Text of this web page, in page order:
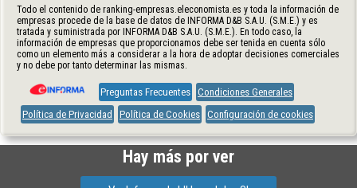
Todo el contenido de ranking-empresas.eleconomista.es y toda la información de
empresas procede de la base de datos de INFORMA D&B S.A.U. (S.M.E.) y es
tratada y suministrada por INFORMA D&B S.A.U. (S.M.E.). En todo caso, la
información de empresas que proporcionamos debe ser tenida en cuenta sólo
como un elemento más a considerar a la hora de adoptar decisiones comerciales
y no debe por tanto determinar las mismas.
Preguntas Frecuentes Condiciones Generales
Política de Privacidad
Política de Cookies Configuración de cookies
Hay más por ver